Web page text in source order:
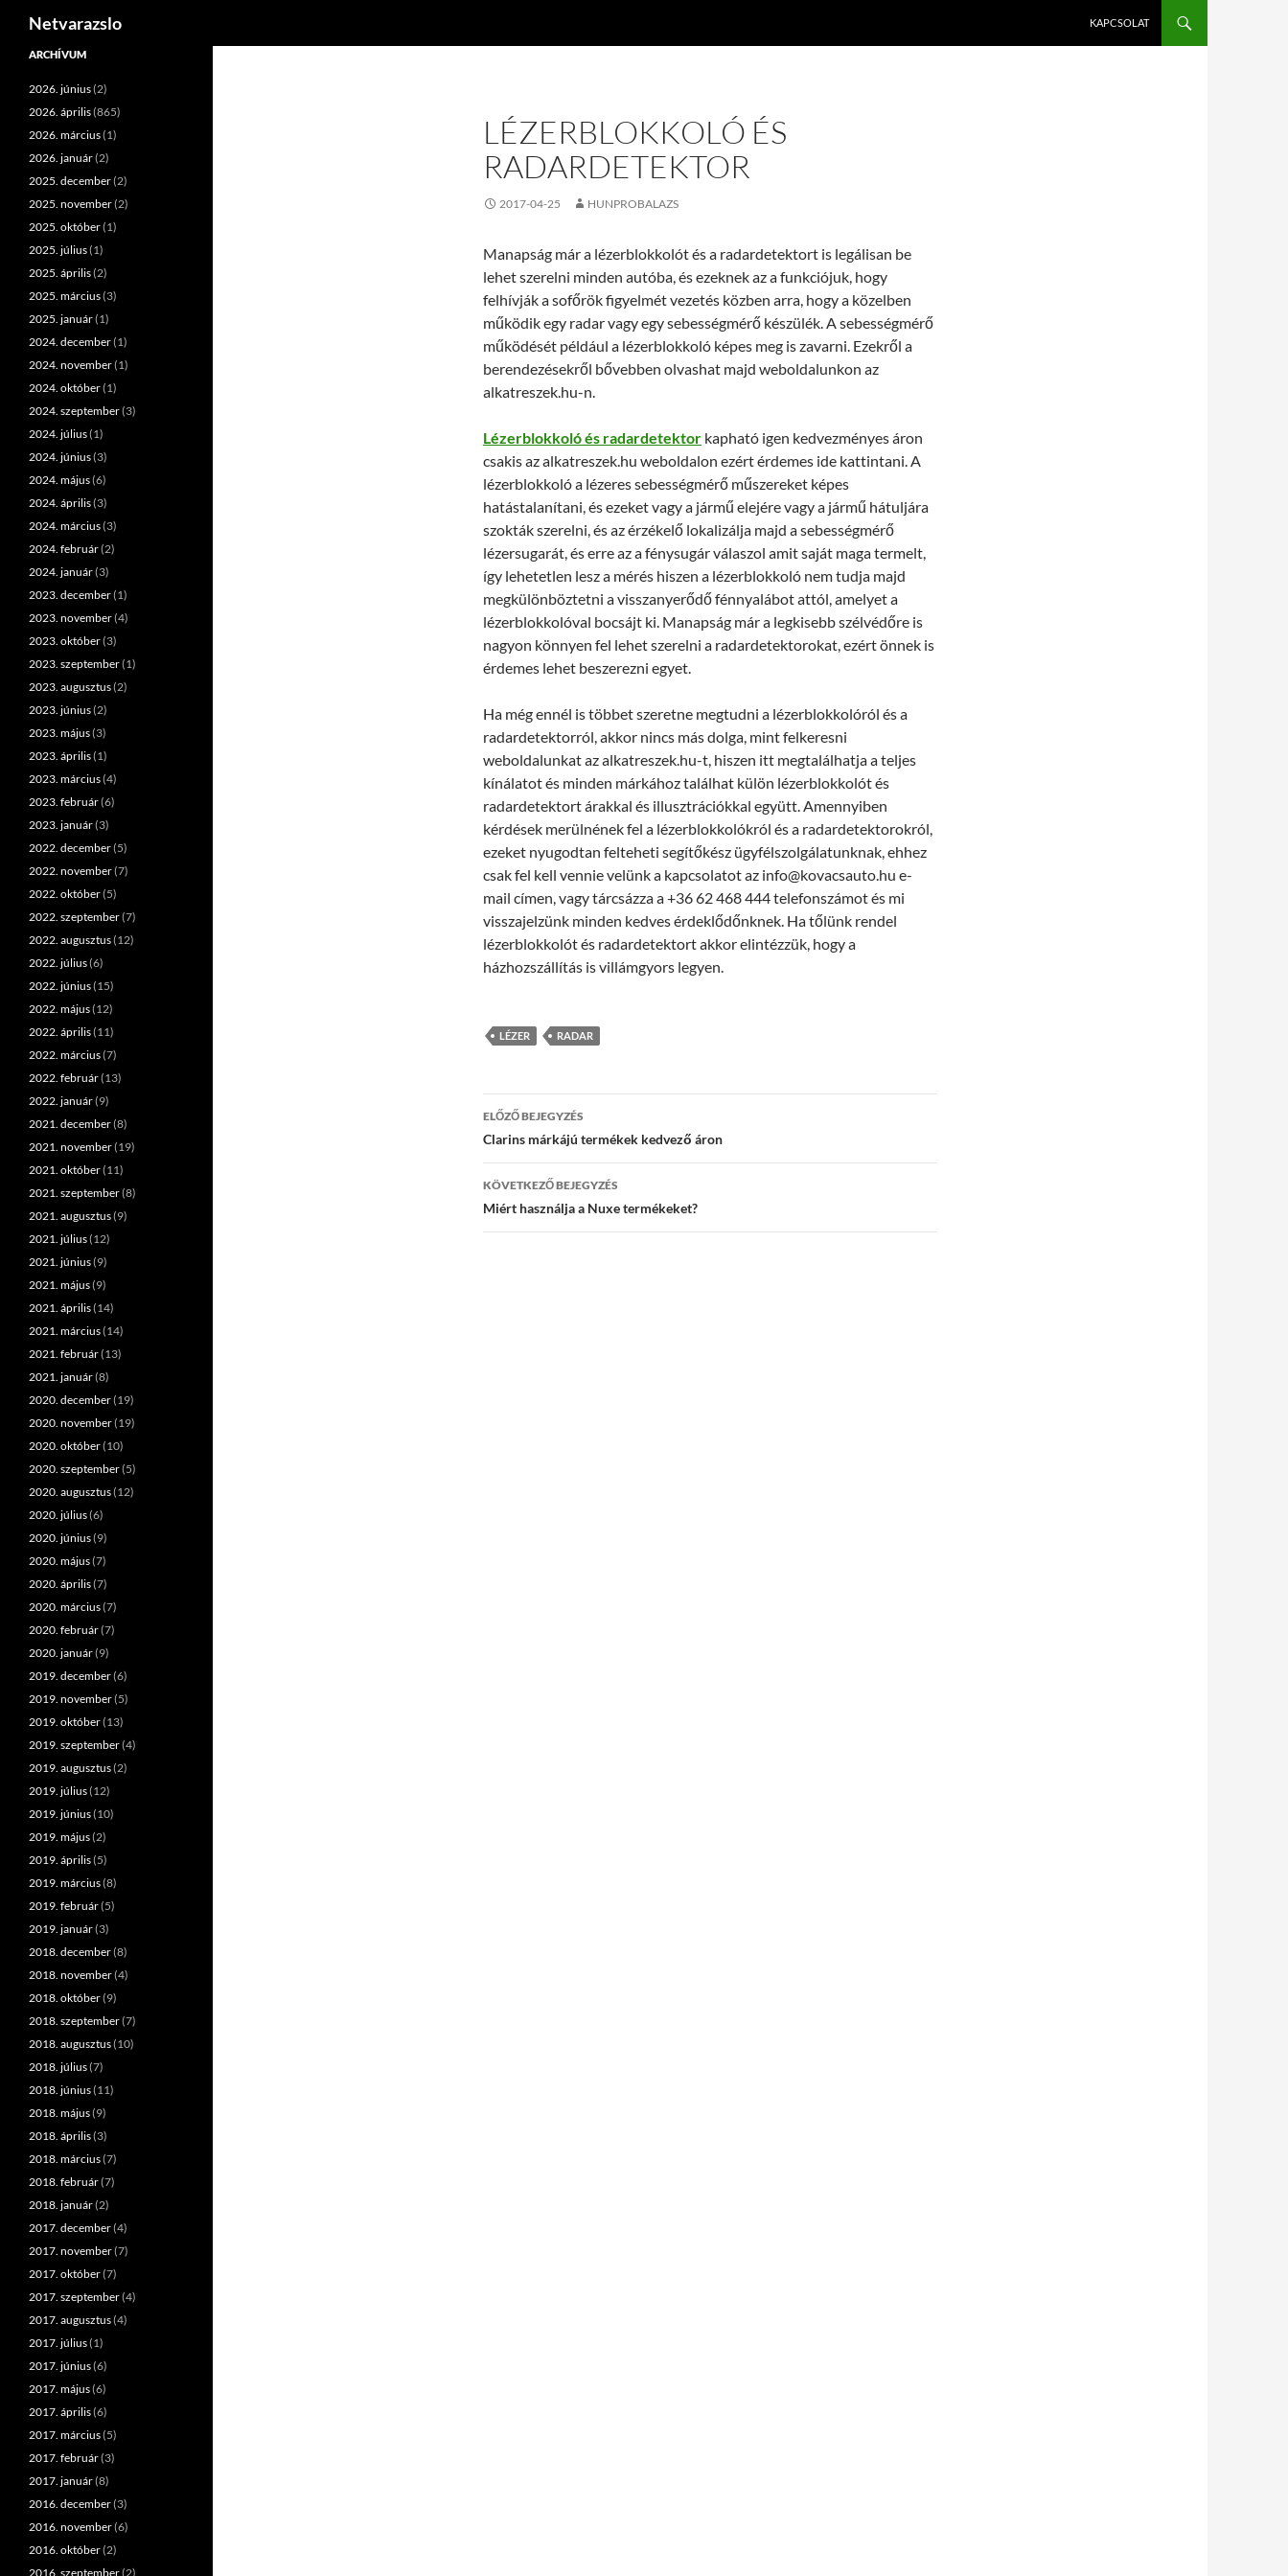
Kilépés
Netvarazslo KAPCSOLAT
LÉZERBLOKKOLÓ ÉS
RADARDETEKTOR
2017-04-25 HUNPROBALAZS
Manapság már a lézerblokkolót és a radardetektort is legálisan be
lehet szerelni minden autóba, és ezeknek az a funkciójuk, hogy
felhívják a sofőrök figyelmét vezetés közben arra, hogy a közelben
működik egy radar vagy egy sebességmérő készülék. A sebességmérő
működését például a lézerblokkoló képes meg is zavarni. Ezekről a
berendezésekről bővebben olvashat majd weboldalunkon az
alkatreszek.hu-n.
Lézerblokkoló és radardetektor kapható igen kedvezményes áron
csakis az alkatreszek.hu weboldalon ezért érdemes ide kattintani. A
lézerblokkoló a lézeres sebességmérő műszereket képes
hatástalanítani, és ezeket vagy a jármű elejére vagy a jármű hátuljára
szokták szerelni, és az érzékelő lokalizálja majd a sebességmérő
lézersugarát, és erre az a fénysugár válaszol amit saját maga termelt,
így lehetetlen lesz a mérés hiszen a lézerblokkoló nem tudja majd
megkülönböztetni a visszanyerődő fénnyalábot attól, amelyet a
lézerblokkolóval bocsájt ki. Manapság már a legkisebb szélvédőre is
nagyon könnyen fel lehet szerelni a radardetektorokat, ezért önnek is
érdemes lehet beszerezni egyet.
Ha még ennél is többet szeretne megtudni a lézerblokkolóról és a
radardetektorról, akkor nincs más dolga, mint felkeresni
weboldalunkat az alkatreszek.hu-t, hiszen itt megtalálhatja a teljes
kínálatot és minden márkához találhat külön lézerblokkolót és
radardetektort árakkal és illusztrációkkal együtt. Amennyiben
kérdések merülnének fel a lézerblokkolókról és a radardetektorokról,
ezeket nyugodtan felteheti segítőkész ügyfélszolgálatunknak, ehhez
csak fel kell vennie velünk a kapcsolatot az info@kovacsauto.hu e-
mail címen, vagy tárcsázza a +36 62 468 444 telefonszámot és mi
visszajelzünk minden kedves érdeklődőnknek. Ha tőlünk rendel
lézerblokkolót és radardetektort akkor elintézzük, hogy a
házhozszállítás is villámgyors legyen.
LÉZER RADAR
Bejegyzés
navigáció
ELŐZŐ BEJEGYZÉS
Clarins márkájú termékek kedvező áron
KÖVETKEZŐ BEJEGYZÉS
Miért használja a Nuxe termékeket?
ARCHÍVUM
2026. június(2)
2026. április(865)
2026. március(1)
2026. január(2)
2025. december(2)
2025. november(2)
2025. október(1)
2025. július(1)
2025. április(2)
2025. március(3)
2025. január(1)
2024. december(1)
2024. november(1)
2024. október(1)
2024. szeptember(3)
2024. július(1)
2024. június(3)
2024. május(6)
2024. április(3)
2024. március(3)
2024. február(2)
2024. január(3)
2023. december(1)
2023. november(4)
2023. október(3)
2023. szeptember(1)
2023. augusztus(2)
2023. június(2)
2023. május(3)
2023. április(1)
2023. március(4)
2023. február(6)
2023. január(3)
2022. december(5)
2022. november(7)
2022. október(5)
2022. szeptember(7)
2022. augusztus(12)
2022. július(6)
2022. június(15)
2022. május(12)
2022. április(11)
2022. március(7)
2022. február(13)
2022. január(9)
2021. december(8)
2021. november(19)
2021. október(11)
2021. szeptember(8)
2021. augusztus(9)
2021. július(12)
2021. június(9)
2021. május(9)
2021. április(14)
2021. március(14)
2021. február(13)
2021. január(8)
2020. december(19)
2020. november(19)
2020. október(10)
2020. szeptember(5)
2020. augusztus(12)
2020. július(6)
2020. június(9)
2020. május(7)
2020. április(7)
2020. március(7)
2020. február(7)
2020. január(9)
2019. december(6)
2019. november(5)
2019. október(13)
2019. szeptember(4)
2019. augusztus(2)
2019. július(12)
2019. június(10)
2019. május(2)
2019. április(5)
2019. március(8)
2019. február(5)
2019. január(3)
2018. december(8)
2018. november(4)
2018. október(9)
2018. szeptember(7)
2018. augusztus(10)
2018. július(7)
2018. június(11)
2018. május(9)
2018. április(3)
2018. március(7)
2018. február(7)
2018. január(2)
2017. december(4)
2017. november(7)
2017. október(7)
2017. szeptember(4)
2017. augusztus(4)
2017. július(1)
2017. június(6)
2017. május(6)
2017. április(6)
2017. március(5)
2017. február(3)
2017. január(8)
2016. december(3)
2016. november(6)
2016. október(2)
2016. szeptember(2)